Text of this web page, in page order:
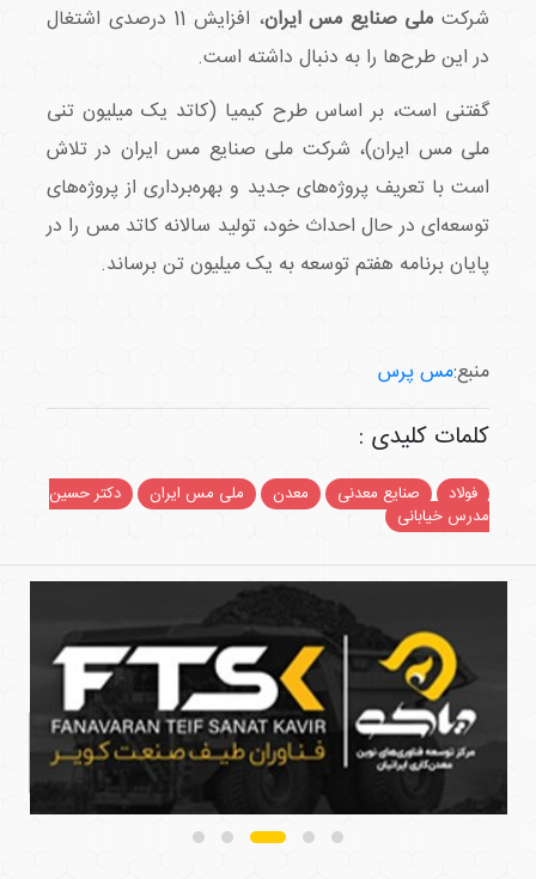
شرکت ملی صنایع مس ایران
، افزایش 11 درصدی اشتغال
در این طرح‌ها را به دنبال داشته است.
گفتنی است، بر اساس طرح کیمیا (کاتد یک میلیون تنی
ملی مس ایران)، شرکت ملی صنایع مس ایران در تلاش
است با تعریف پروژه‌های جدید و بهره‌برداری از پروژه‌های
توسعه‌ای در حال احداث خود، تولید سالانه کاتد مس را در
پایان برنامه هفتم توسعه به یک میلیون تن برساند.
منبع:مس پرس
کلمات کلیدی :
فولاد صنایع معدنی معدن ملی مس ایران
دکتر حسین
مدرس خیابانی